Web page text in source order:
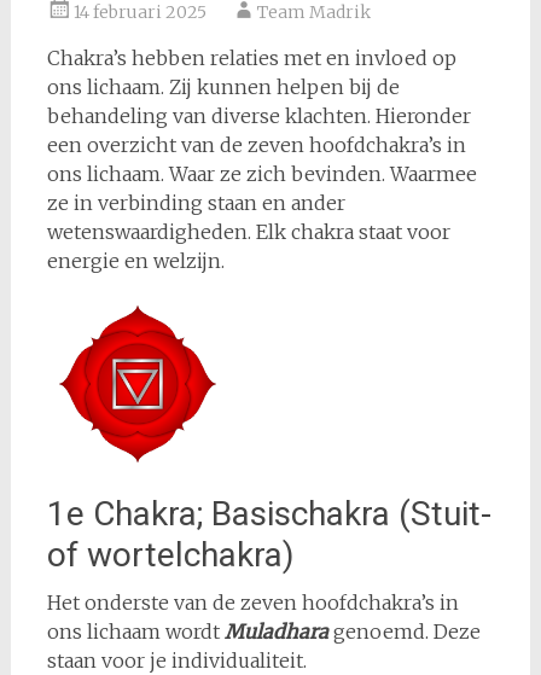
14 februari 2025 Team Madrik
Chakra’s hebben relaties met en invloed op
ons lichaam. Zij kunnen helpen bij de
behandeling van diverse klachten. Hieronder
een overzicht van de zeven hoofdchakra’s in
ons lichaam. Waar ze zich bevinden. Waarmee
ze in verbinding staan en ander
wetenswaardigheden. Elk chakra staat voor
energie en welzijn.
1e Chakra; Basischakra (Stuit-
of wortelchakra)
Het onderste van de zeven hoofdchakra’s in
ons lichaam wordt Muladharagenoemd. Deze
staan voor je individualiteit.